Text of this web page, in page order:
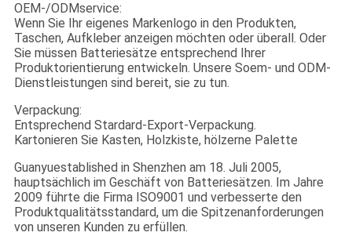
OEM-/ODMservice:
Wenn Sie Ihr eigenes Markenlogo in den Produkten,
Taschen, Aufkleber anzeigen möchten oder überall. Oder
Sie müssen Batteriesätze entsprechend Ihrer
Produktorientierung entwickeln. Unsere Soem- und ODM-
Dienstleistungen sind bereit, sie zu tun.
Verpackung:
Entsprechend Stardard-Export-Verpackung.
Kartonieren Sie Kasten, Holzkiste, hölzerne Palette
Guanyuestablished in Shenzhen am 18. Juli 2005,
hauptsächlich im Geschäft von Batteriesätzen. Im Jahre
2009 führte die Firma ISO9001 und verbesserte den
Produktqualitätsstandard, um die Spitzenanforderungen
von unseren Kunden zu erfüllen.